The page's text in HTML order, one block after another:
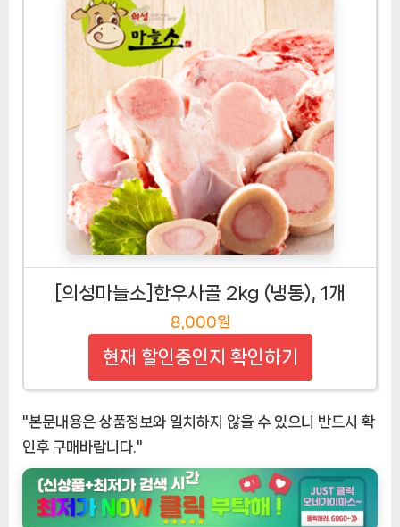
[의성마늘소]한우사골 2kg (냉동), 1개
8,000원
현재 할인중인지 확인하기
"본문내용은 상품정보와 일치하지 않을 수 있으니 반드시 확
인후 구매바랍니다."